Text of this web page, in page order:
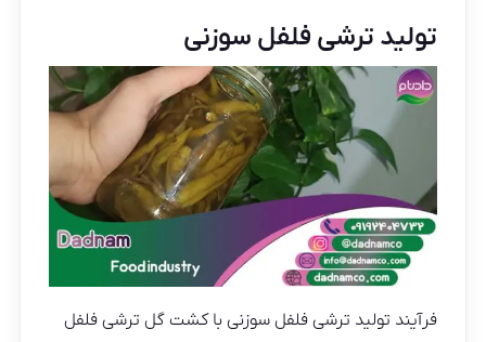
تولید ترشی فلفل سوزنی
فرآیند تولید ترشی فلفل سوزنی با کشت گل ترشی فلفل